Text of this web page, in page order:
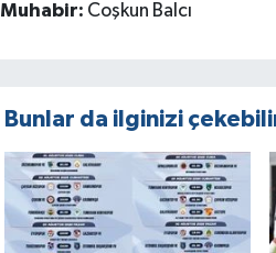
Muhabir: Coşkun Balcı
Bunlar da ilginizi